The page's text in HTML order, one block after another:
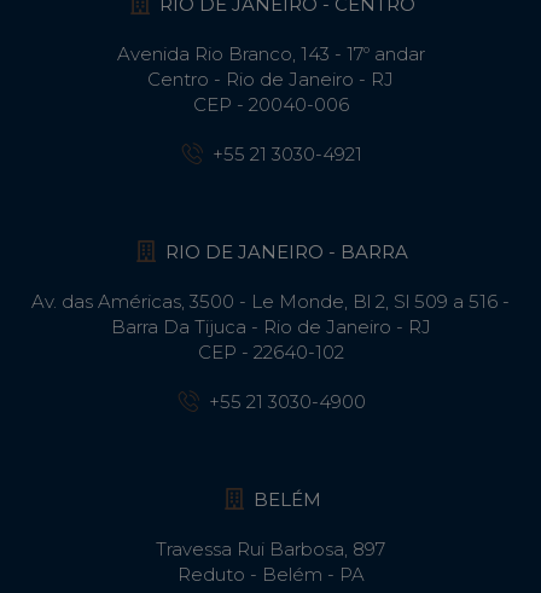
Avenida Rio Branco, 143 - 17º andar
Centro - Rio de Janeiro - RJ
CEP - 20040-006
+55 21 3030-4921
RIO DE JANEIRO - BARRA
Av. das Américas, 3500 - Le Monde, Bl 2, Sl 509 a 516 -
Barra Da Tijuca - Rio de Janeiro - RJ
CEP - 22640-102​
+55 21 3030-4900
BELÉM
Travessa Rui Barbosa, 897
Reduto - Belém - PA